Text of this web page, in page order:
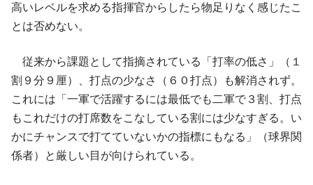
高いレベルを求める指揮官からしたら物足りなく感じたこ
とは否めない。
従来から課題として指摘されている「打率の低さ」（１
割９分９厘）、打点の少なさ（６０打点）も解消されず。
これには「一軍で活躍するには最低でも二軍で３割、打点
もこれだけの打席数をこなしている割には少なすぎる。い
かにチャンスで打てていないかの指標にもなる」（球界関
係者）と厳しい目が向けられている。